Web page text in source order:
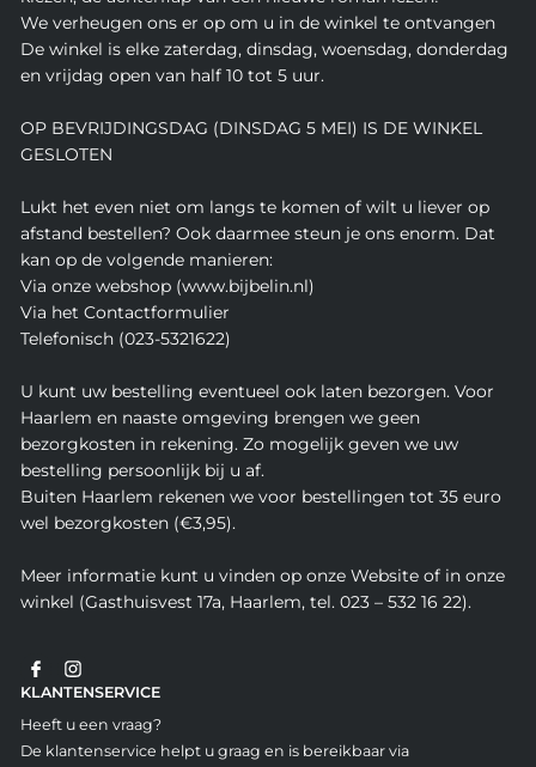
We verheugen ons er op om u in de winkel te ontvangen
De winkel is elke zaterdag, dinsdag, woensdag, donderdag
en vrijdag open van half 10 tot 5 uur.
OP BEVRIJDINGSDAG (DINSDAG 5 MEI) IS DE WINKEL
GESLOTEN
Lukt het even niet om langs te komen of wilt u liever op
afstand bestellen? Ook daarmee steun je ons enorm. Dat
kan op de volgende manieren:
Via onze webshop (www.bijbelin.nl)
Via het Contactformulier
Telefonisch (023-5321622)
U kunt uw bestelling eventueel ook laten bezorgen. Voor
Haarlem en naaste omgeving brengen we geen
bezorgkosten in rekening. Zo mogelijk geven we uw
bestelling persoonlijk bij u af.
Buiten Haarlem rekenen we voor bestellingen tot 35 euro
wel bezorgkosten (€3,95).
Meer informatie kunt u vinden op onze Website of in onze
winkel (Gasthuisvest 17a, Haarlem, tel. 023 – 532 16 22).
KLANTENSERVICE
Heeft u een vraag?
De klantenservice helpt u graag en is bereikbaar via